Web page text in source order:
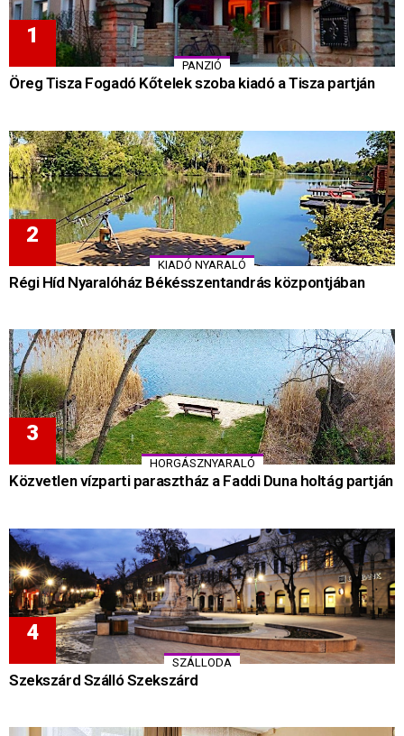
PANZIÓ
Öreg Tisza Fogadó Kőtelek szoba kiadó a Tisza partján
KIADÓ NYARALÓ
Régi Híd Nyaralóház Békésszentandrás központjában
HORGÁSZNYARALÓ
Közvetlen vízparti parasztház a Faddi Duna holtág partján
SZÁLLODA
Szekszárd Szálló Szekszárd